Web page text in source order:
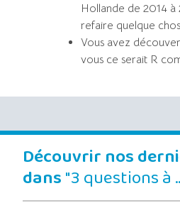
Hollande de 2014 à
refaire quelque
Vous avez
vous ce serait R
Découvrir nos
dans"3 questions à